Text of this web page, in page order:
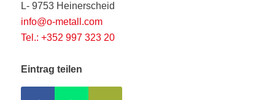
L- 9753 Heinerscheid
info@o-metall.com
Tel.: +352 997 323 20
Eintrag teilen